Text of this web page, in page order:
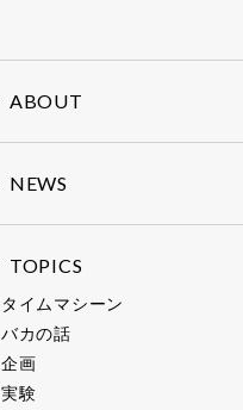
ABOUT
NEWS
TOPICS
タイムマシーン
バカの話
企画
実験